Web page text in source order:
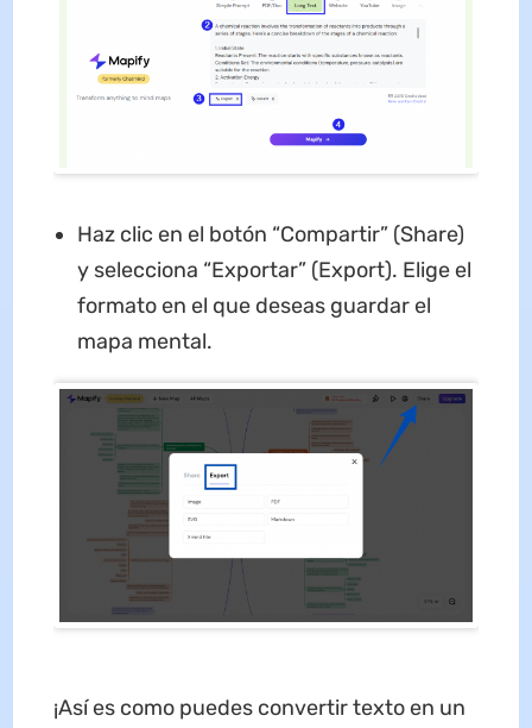
Haz clic en el botón “Compartir” (Share)
y selecciona “Exportar” (Export). Elige el
formato en el que deseas guardar el
mapa mental.
¡Así es como puedes convertir texto en un